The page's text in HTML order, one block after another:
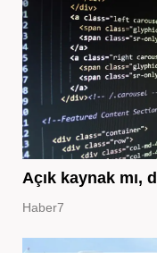
Açık kaynak mı,
Haber7